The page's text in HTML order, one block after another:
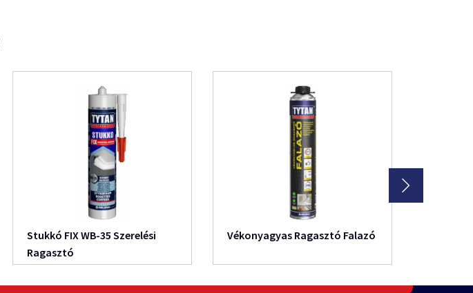
Stukkó FIX WB-35 Szerelési
Ragasztó
Vékonyagyas Ragasztó Falazó